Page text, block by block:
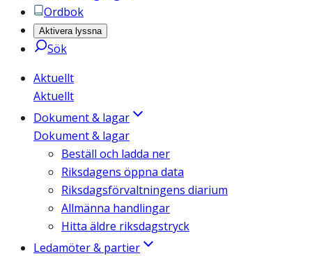
Ordbok
Aktivera lyssna
Sök
Aktuellt
Aktuellt
Dokument & lagar
Dokument & lagar
Beställ och ladda ner
Riksdagens öppna data
Riksdagsförvaltningens diarium
Allmänna handlingar
Hitta äldre riksdagstryck
Ledamöter & partier